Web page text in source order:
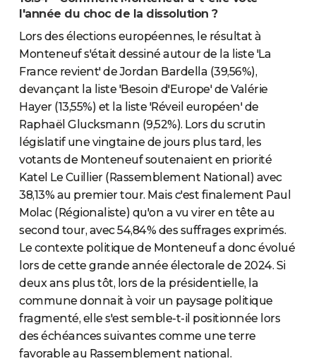
l'année du choc de la dissolution ?
Lors des élections européennes, le résultat à
Monteneuf s'était dessiné autour de la liste 'La
France revient' de Jordan Bardella (39,56%),
devançant la liste 'Besoin d'Europe' de Valérie
Hayer (13,55%) et la liste 'Réveil européen' de
Raphaël Glucksmann (9,52%). Lors du scrutin
législatif une vingtaine de jours plus tard, les
votants de Monteneuf soutenaient en priorité
Katel Le Cuillier (Rassemblement National) avec
38,13% au premier tour. Mais c'est finalement Paul
Molac (Régionaliste) qu'on a vu virer en tête au
second tour, avec 54,84% des suffrages exprimés.
Le contexte politique de Monteneuf a donc évolué
lors de cette grande année électorale de 2024. Si
deux ans plus tôt, lors de la présidentielle, la
commune donnait à voir un paysage politique
fragmenté, elle s'est semble-t-il positionnée lors
des échéances suivantes comme une terre
favorable au Rassemblement national.